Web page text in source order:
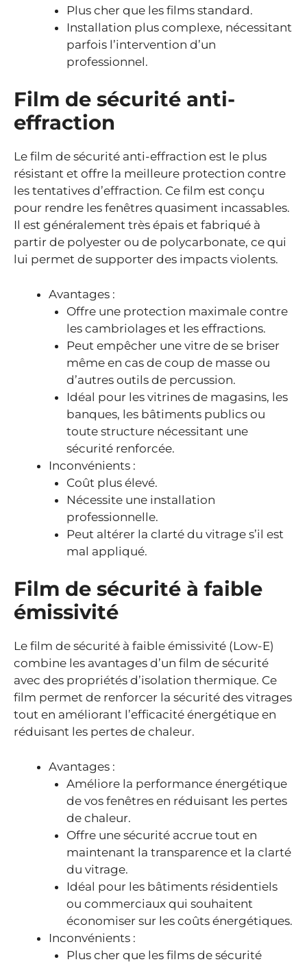
Plus cher que les films standard.
Installation plus complexe, nécessitant
parfois l’intervention d’un
professionnel.
Film de sécurité anti-
effraction
Le film de sécurité anti-effraction est le plus
résistant et offre la meilleure protection contre
les tentatives d’effraction. Ce film est conçu
pour rendre les fenêtres quasiment incassables.
Il est généralement très épais et fabriqué à
partir de polyester ou de polycarbonate, ce qui
lui permet de supporter des impacts violents.
Avantages :
Offre une protection maximale contre
les cambriolages et les effractions.
Peut empêcher une vitre de se briser
même en cas de coup de masse ou
d’autres outils de percussion.
Idéal pour les vitrines de magasins, les
banques, les bâtiments publics ou
toute structure nécessitant une
sécurité renforcée.
Inconvénients :
Coût plus élevé.
Nécessite une installation
professionnelle.
Peut altérer la clarté du vitrage s’il est
mal appliqué.
Film de sécurité à faible
émissivité
Le film de sécurité à faible émissivité (Low-E)
combine les avantages d’un film de sécurité
avec des propriétés d’isolation thermique. Ce
film permet de renforcer la sécurité des vitrages
tout en améliorant l’efficacité énergétique en
réduisant les pertes de chaleur.
Avantages :
Améliore la performance énergétique
de vos fenêtres en réduisant les pertes
de chaleur.
Offre une sécurité accrue tout en
maintenant la transparence et la clarté
du vitrage.
Idéal pour les bâtiments résidentiels
ou commerciaux qui souhaitent
économiser sur les coûts énergétiques.
Inconvénients :
Plus cher que les films de sécurité